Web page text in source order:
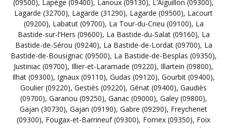
(09500), Lapège (09400), Lanoux (09130), L’Aiguillon (09300),
Lagarde (32700), Lagarde (31290), Lagarde (09500), Lacourt
(09200), Labatut (09700), La Tour-du-Crieu (09100), La
Bastide-sur-l’Hers (09600), La Bastide-du-Salat (09160), La
Bastide-de-Sérou (09240), La Bastide-de-Lordat (09700), La
Bastide-de-Bousignac (09500), La Bastide-de-Besplas (09350),
Justiniac (09700), Illier-et-Laramade (09220), Illartein (09800),
Ilhat (09300), Ignaux (09110), Gudas (09120), Gourbit (09400),
Goulier (09220), Gestiès (09220), Génat (09400), Gaudiès
(09700), Garanou (09250), Ganac (09000), Galey (09800),
Gajan (30730), Gajan (09190), Gabre (09290), Freychenet
(09300), Fougax-et-Barrineuf (09300), Fornex (09350), Foix